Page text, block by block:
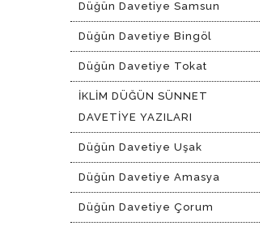
Düğün Davetiye Samsun
Düğün Davetiye Bingöl
Düğün Davetiye Tokat
İKLİM DÜĞÜN SÜNNET
DAVETİYE YAZILARI
Düğün Davetiye Uşak
Düğün Davetiye Amasya
Düğün Davetiye Çorum